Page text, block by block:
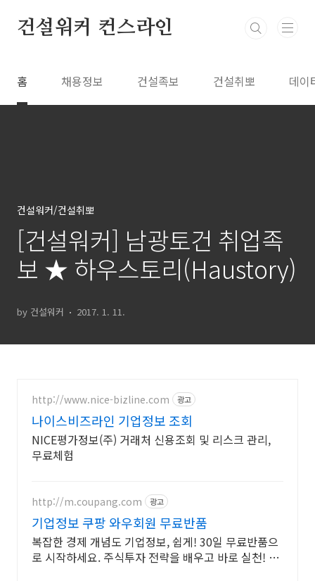
건설워커 컨스라인
홈 채용정보 건설족보 건설취뽀 데이
건설워커/건설취뽀
[건설워커] 남광토건 취업족
보 ★ 하우스토리(Haustory)
by 건설워커 2017. 1. 11.
http://www.nice-bizline.com 광고
나이스비즈라인 기업정보 조회
NICE평가정보(주) 거래처 신용조회 및 리스크 관리,
무료체험
http://m.coupang.com 광고
기업정보 쿠팡 와우회원 무료반품
복잡한 경제 개념도 기업정보, 쉽게! 30일 무료반품으
로 시작하세요. 주식투자 전략을 배우고 바로 실천! 오